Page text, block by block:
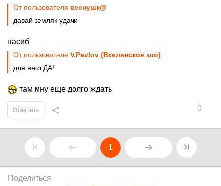
От пользователя веснушк@
давай земляк удачи
пасиб
От пользователя V.Pavlov (Вселенское зло)
для него ДА!
там мну еще долго ждать
0
Ответить
1
Поделиться